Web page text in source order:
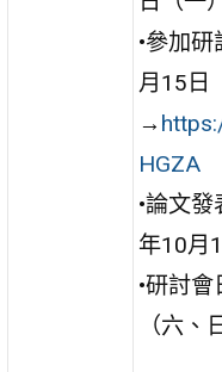
•參加
月15日
→
HGZA
•論文
年10月
•研討
（六、